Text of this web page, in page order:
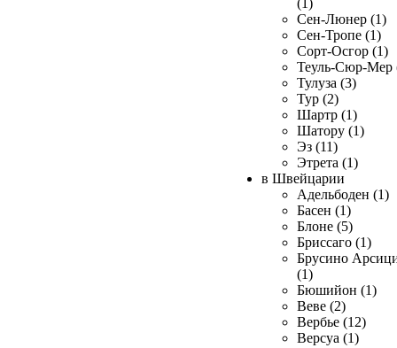
(1)
Сен-Люнер (1)
Сен-Тропе (1)
Сорт-Осгор (1)
Теуль-Сюр-Мер
Тулуза (3)
Тур (2)
Шартр (1)
Шатору (1)
Эз (11)
Этрета (1)
в Швейцарии
Адельбоден (1)
Басен (1)
Блоне (5)
Бриссаго (1)
Брусино
(1)
Бюшийон (1)
Веве (2)
Вербье (12)
Версуа (1)